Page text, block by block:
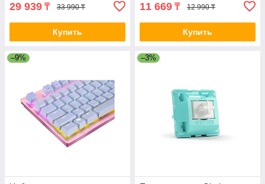
29 939 ₸ 33 990 ₸
Купить
11 669 ₸ 12 990 ₸
Купить
–9% –3%